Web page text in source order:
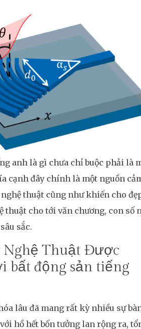
anh là gì chưa chỉ buộc phải là
cạnh đây chính là một nguồn
thuật cũng như khiến cho
thuật cho tới văn chương, con số
sắc.
Nghệ Thuật Được
bất động sản tiếng
lâu đã mang rất kỳ nhiều sự
hồ hết bốn tưởng lan rộng ra,